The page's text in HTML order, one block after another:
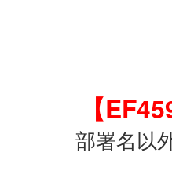
【
部署名以